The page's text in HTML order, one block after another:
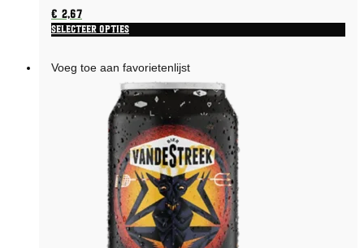
€ 2,67
Selecteer opties
Voeg toe aan favorietenlijst